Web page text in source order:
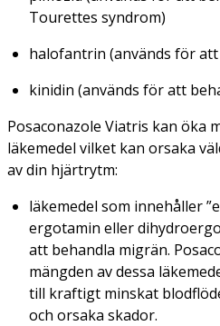
Tourettes syndrom)
halofantrin (används för
kinidin (används för att
Posaconazole Viatris kan öka
läkemedel vilket kan orsaka
av din hjärtrytm:
läkemedel som innehåller
ergotamin eller
att behandla migrän.
mängden av dessa
till kraftigt minskat
och orsaka skador.